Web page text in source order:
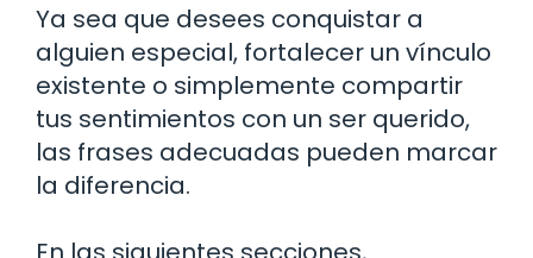
Ya sea que desees conquistar a
alguien especial, fortalecer un vínculo
existente o simplemente compartir
tus sentimientos con un ser querido,
las frases adecuadas pueden marcar
la diferencia.